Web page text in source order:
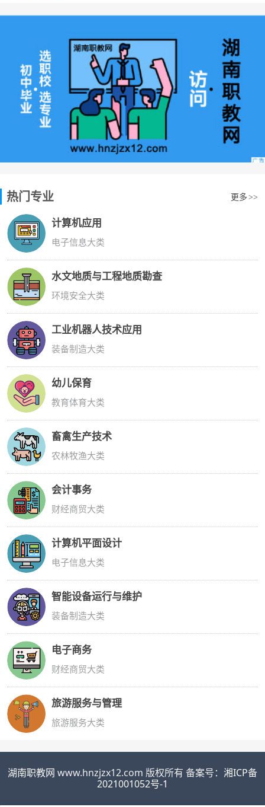
热门专业 更多 >>
计算机应用
电子信息大类
水文地质与工程地质勘查
环境安全大类
工业机器人技术应用
装备制造大类
幼儿保育
教育体育大类
畜禽生产技术
农林牧渔大类
会计事务
财经商贸大类
计算机平面设计
电子信息大类
智能设备运行与维护
装备制造大类
电子商务
财经商贸大类
旅游服务与管理
旅游服务大类
湖南职教网 www.hnzjzx12.com 版权所有 备案号： 湘ICP备
2021001052号-1